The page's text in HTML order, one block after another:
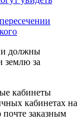
должны
землю за
кабинеты
кабинетах на
почте заказным